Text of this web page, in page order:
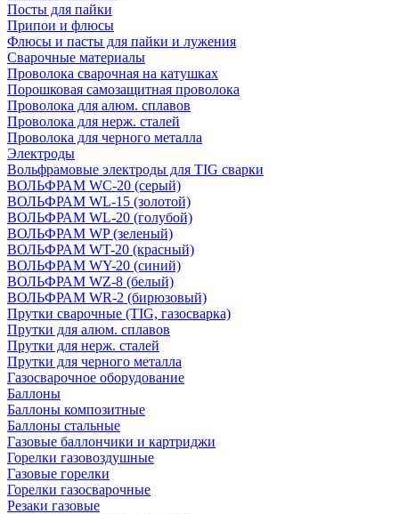
Посты для пайки
Припои и флюсы
Флюсы и пасты для пайки и лужения
Сварочные материалы
Проволока сварочная на катушках
Порошковая самозащитная проволока
Проволока для алюм. сплавов
Проволока для нерж. сталей
Проволока для черного металла
Электроды
Вольфрамовые электроды для TIG сварки
ВОЛЬФРАМ WC-20 (серый)
ВОЛЬФРАМ WL-15 (золотой)
ВОЛЬФРАМ WL-20 (голубой)
ВОЛЬФРАМ WP (зеленый)
ВОЛЬФРАМ WT-20 (красный)
ВОЛЬФРАМ WY-20 (синий)
ВОЛЬФРАМ WZ-8 (белый)
ВОЛЬФРАМ WR-2 (бирюзовый)
Прутки сварочные (TIG, газосварка)
Прутки для алюм. сплавов
Прутки для нерж. сталей
Прутки для черного металла
Газосварочное оборудование
Баллоны
Баллоны композитные
Баллоны стальные
Газовые баллончики и картриджи
Горелки газовоздушные
Газовые горелки
Горелки газосварочные
Резаки газовые